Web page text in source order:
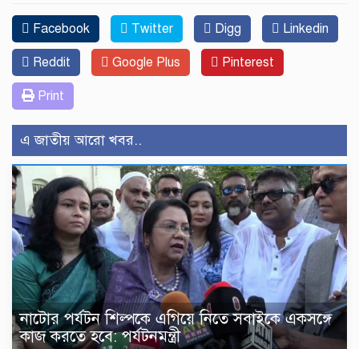
Facebook Twitter Digg Linkedin
Reddit Google Plus Pinterest
Print
এ জাতীয় আরো খবর..
নাটোর পর্যটন শিল্পকে এগিয়ে নিতে সবাইকে একসঙ্গে
কাজ করতে হবে: পর্যটনমন্ত্রী